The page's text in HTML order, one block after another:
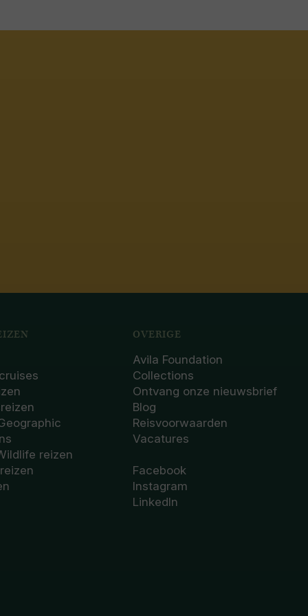
reizen
OVERIGE
Avila Foundation
Collections
Ontvang onze nieuwsbrief
Blog
Reisvoorwaarden
Vacatures
Facebook
Instagram
LinkedIn